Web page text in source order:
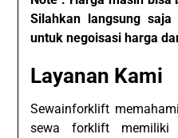
Silahkan langsung
untuk negoisasi harga
Layanan Kami
Sewainforklift
sewa forklift memiliki